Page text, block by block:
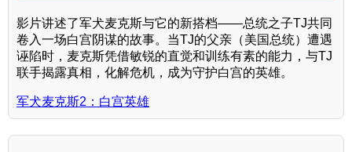
影片讲述了军犬麦克斯与它的新搭档——总统之子TJ共同
卷入一场白宫阴谋的故事。当TJ的父亲（美国总统）遭遇
诬陷时，麦克斯凭借敏锐的直觉和训练有素的能力，与TJ
联手揭露真相，化解危机，成为守护白宫的英雄。
军犬麦克斯2：白宫英雄